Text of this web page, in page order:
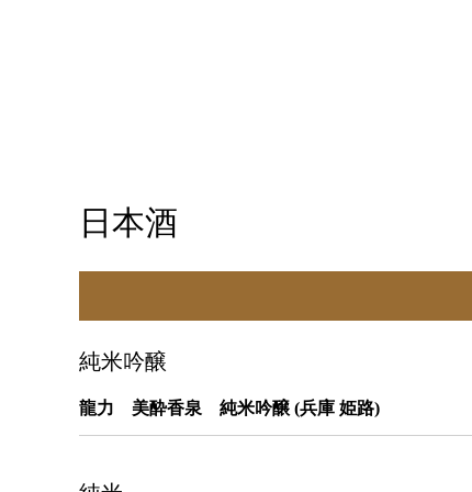
日本酒
純米吟醸
龍力 美酔香泉 純米吟醸 (兵庫 姫路)